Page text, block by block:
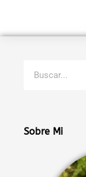
Sobre Mi